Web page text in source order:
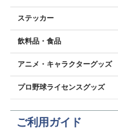
ステッカー
飲料品・食品
アニメ・キャラクターグッズ
プロ野球ライセンスグッズ
ご利用ガイド